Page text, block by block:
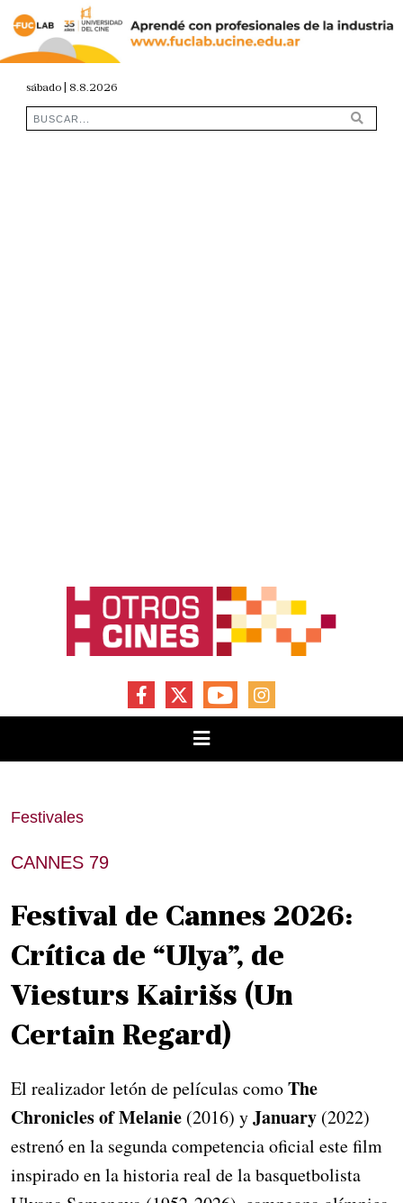
sábado | 8.8.2026
FACEBOOKYOUTUBEINSTAGRAM
Festivales
CANNES 79
Festival de Cannes 2026:
Crítica de “Ulya”, de
Viesturs Kairišs (Un
Certain Regard)
El realizador letón de películas comoThe
Chronicles of Melanie (2016) yJanuary (2022)
estrenó en la segunda competencia oficial este film
inspirado en la historia real de la basquetbolista